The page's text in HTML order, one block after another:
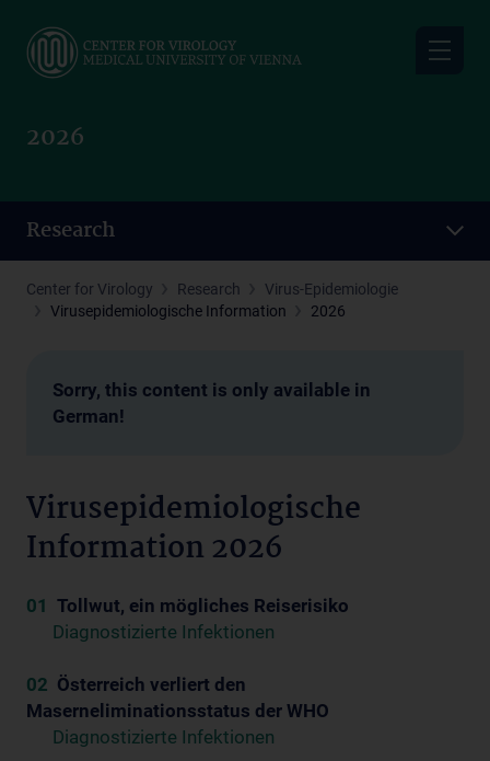
main
2026
Research
Center for Virology Research
Virus-Epidemiologie
Virusepidemiologische Information
2026
Sorry, this content is only available in
German!
Virusepidemiologische
Information 2026
01 Tollwut, ein mögliches Reiserisiko
Diagnostizierte Infektionen
02 Österreich verliert den
Maserneliminationsstatus der WHO
Diagnostizierte Infektionen